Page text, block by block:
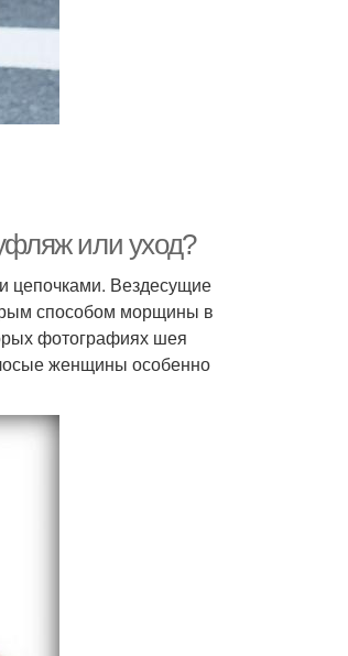
или уход?
цепочками. Вездесущие
способом морщины в
фотографиях шея
женщины особенно